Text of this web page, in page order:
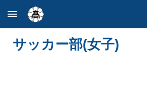
Skip to main content
サッカー部(女子)